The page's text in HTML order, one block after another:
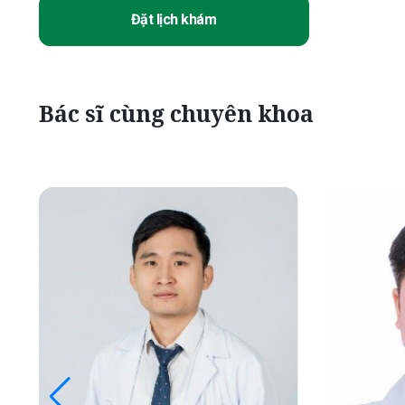
Đặt lịch khám
Bác sĩ cùng chuyên khoa